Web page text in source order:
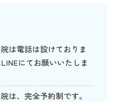
は電話は設けておりま
にてお願いいたしま
は、完全予約制です。